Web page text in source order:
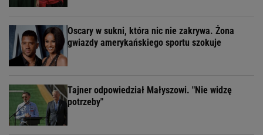
Oscary w sukni, która nic nie zakrywa. Żona
gwiazdy amerykańskiego sportu szokuje
Tajner odpowiedział Małyszowi. "Nie widzę
potrzeby"